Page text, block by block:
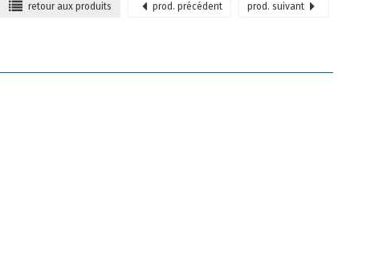
retour aux produits prod. précédent prod. suivant